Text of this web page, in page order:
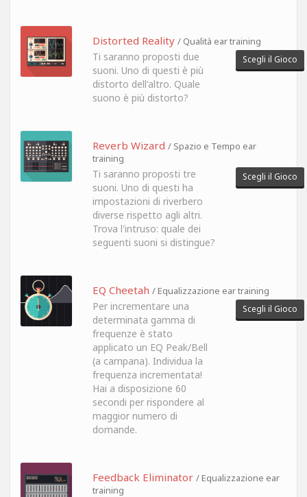
Distorted Reality / Qualità ear training
Ti saranno proposti due
suoni. Uno di questi è più
distorto dell'altro. Quale
suono è più distorto?
Scegli il Gioco
Reverb Wizard / Spazio e Tempo ear
training
Ti saranno proposti tre
suoni. Uno di questi ha
impostazioni di riverbero
diverse rispetto agli altri.
Trova l'intruso: quale dei
seguenti suoni si distingue?
Scegli il Gioco
EQ Cheetah / Equalizzazione ear training
Per incrementare una
determinata gamma di
frequenze è stato
applicato un EQ Peak/Bell
(a campana). Individua la
frequenza incrementata!
Hai a disposizione 60
secondi per rispondere al
maggior numero di
domande.
Scegli il Gioco
Feedback Eliminator / Equalizzazione ear
training